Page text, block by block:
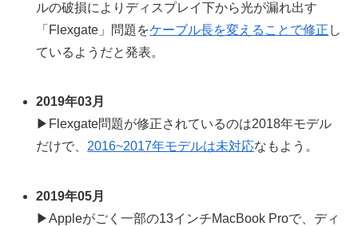
ルの破損によりディスプレイ下から光が漏れ出す
「Flexgate」問題をケーブル長を変えることで修正 し
ているようだと発表。
2019年03月
▶Flexgate問題が修正されているのは2018年モデル
だけで、2016~2017年モデルは未対応なもよう。
2019年05月
▶Appleがごく一部の13インチMacBook Proで、ディ